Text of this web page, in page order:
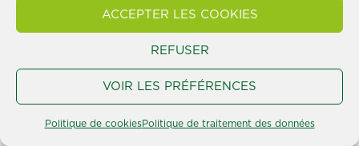
ACCEPTER LES COOKIES
REFUSER
VOIR LES PRÉFÉRENCES
Politique de cookiesPolitique de traitement des données
Création/étude
Réalisations
La Brique Verte © 2026 Tous droits réservés